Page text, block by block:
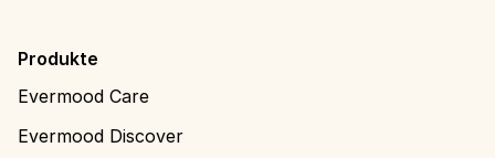
Produkte
Evermood Care
Evermood Discover